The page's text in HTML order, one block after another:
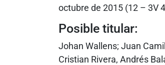
octubre de 2015 (12 – 3V
Posible titular:
Johan Wallens; Juan
Cristian Rivera, Andrés